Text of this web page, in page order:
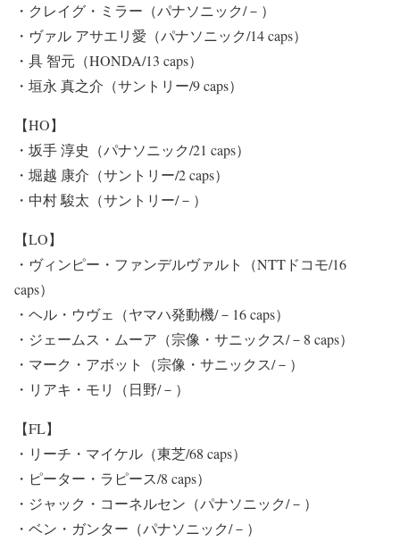
・クレイグ・ミラー（パナソニック/－）
・ヴァル アサエリ愛（パナソニック/14 caps）
・具 智元（HONDA/13 caps）
・垣永 真之介（サントリー/9 caps）
【HO】
・坂手 淳史（パナソニック/21 caps）
・堀越 康介（サントリー/2 caps）
・中村 駿太（サントリー/－）
【LO】
・ヴィンピー・ファンデルヴァルト（NTTドコモ/16
caps）
・ヘル・ウヴェ（ヤマハ発動機/－16 caps）
・ジェームス・ムーア（宗像・サニックス/－8 caps）
・マーク・アボット（宗像・サニックス/－）
・リアキ・モリ（日野/－）
【FL】
・リーチ・マイケル（東芝/68 caps）
・ピーター・ラピース/8 caps）
・ジャック・コーネルセン（パナソニック/－）
・ベン・ガンター（パナソニック/－）